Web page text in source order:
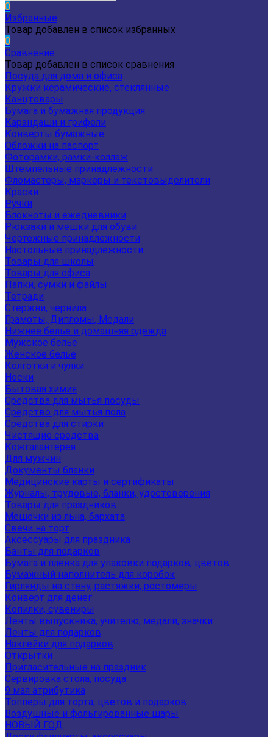
0
Избранные
Товар добавлен в список избранных
0
Сравнение
Товар добавлен в список сравнения
Посуда для дома и офиса
Кружки керамические, стеклянные
Канцтовары
Бумага и бумажная продукция
Карандаши и грифели
Конверты бумажные
Обложки на паспорт
Фоторамки, рамки-коллаж
Штемпельные принадлежности
Фломастеры, маркеры и текстовыделители
Краски
Ручки
Блокноты и ежедневники
Рюкзаки и мешки для обуви
Чертежные принадлежности
Настольные принадлежности
Товары для школы
Товары для офиса
Папки, сумки и файлы
Тетради
Стержни, чернила
Грамоты, Дипломы, Медали
Нижнее белье и домашняя одежда
Мужское белье
Женское белье
Колготки и чулки
Носки
Бытовая химия
Средства для мытья посуды
Средство для мытья пола
Средства для стирки
Чистящие средства
Кожгалантерея
Для мужчин
Документы бланки
Медицинские карты и сертификаты
Журналы, трудовые, бланки, удостоверения
Товары для праздников
Мешочки из льна, бархата
Свечи на торт
Аксессуары для праздника
Банты для подарков
Бумага и пленка для упаковки подарков, цветов
Бумажный наполнитель для коробок
Гирлянды на стену, растяжки, ростомеры
Конверт для денег
Копилки, сувениры
Ленты выпускника, учителю, медали, значки
Ленты для подарков
Наклейки для подарков
Открытки
Пригласительные на праздник
Сервировка стола, посуда
9 мая атрибутика
Топперы для торта, цветов и подарков
Воздушные и фольгированные шары
НОВЫЙ ГОД